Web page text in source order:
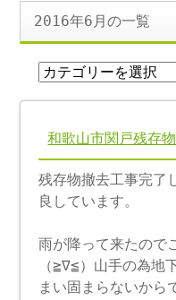
2016年6月の一覧
和歌山市関戸残存
残存物撤去工事完了
良しています。
雨が降って来たので
（≧∇≦）山手の為地
まい固まらないから